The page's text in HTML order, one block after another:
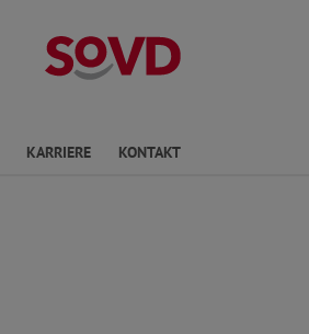
KARRIERE KONTAKT